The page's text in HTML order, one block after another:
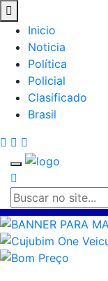
Inicio
Noticia
Política
Policial
Clasificado
Brasil